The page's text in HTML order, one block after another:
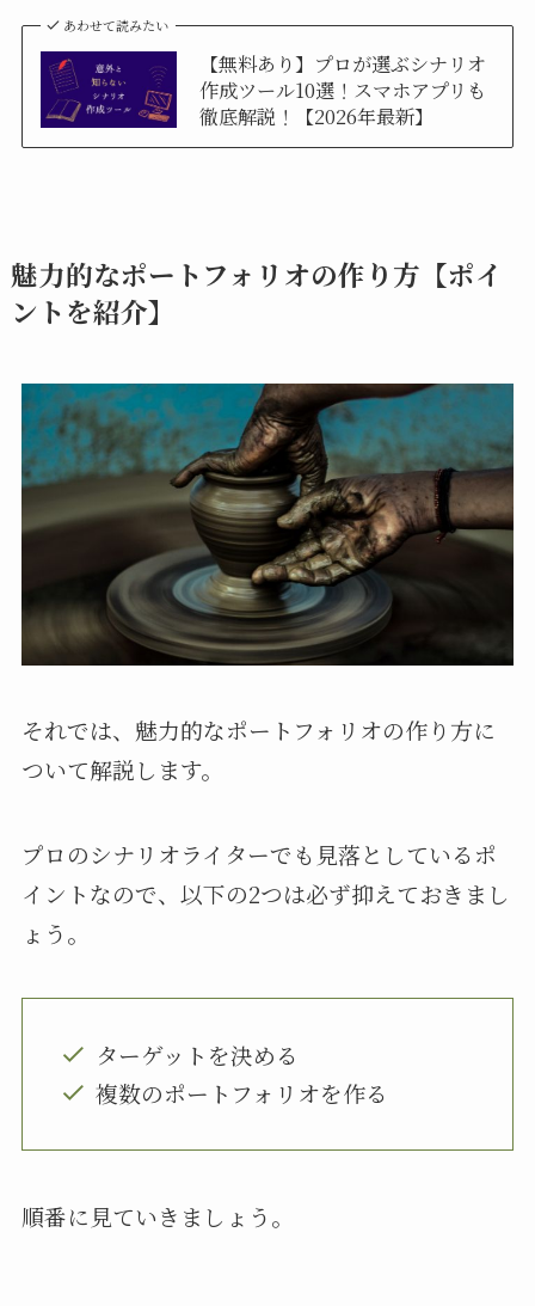
あわせて読みたい
【無料あり】プロが選ぶシナリオ
作成ツール10選！スマホアプリも
徹底解説！【2026年最新】
魅力的なポートフォリオの作り方【ポイ
ントを紹介】
それでは、魅力的なポートフォリオの作り方に
ついて解説します。
プロのシナリオライターでも見落としているポ
イントなので、以下の2つは必ず抑えておきまし
ょう。
ターゲットを決める
複数のポートフォリオを作る
順番に見ていきましょう。